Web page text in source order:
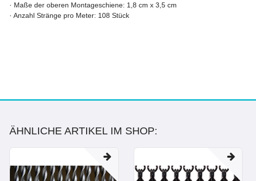
· Maße der oberen Montageschiene: 1,8 cm x 3,5 cm
· Anzahl Stränge pro Meter: 108 Stück
ÄHNLICHE ARTIKEL IM SHOP: